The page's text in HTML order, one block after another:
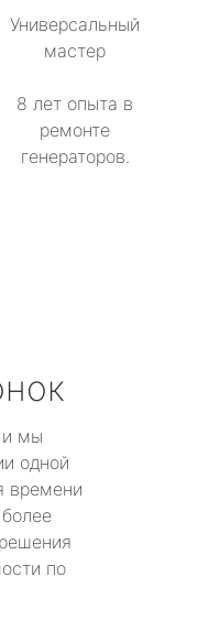
Универсальный
мастер
8 лет опыта в
ремонте
генераторов.
и мы
одной
времени
по